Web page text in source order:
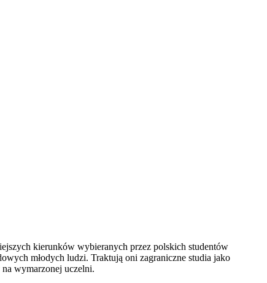
kierunków wybieranych przez polskich studentów
młodych ludzi. Traktują oni zagraniczne studia jako
wymarzonej uczelni.